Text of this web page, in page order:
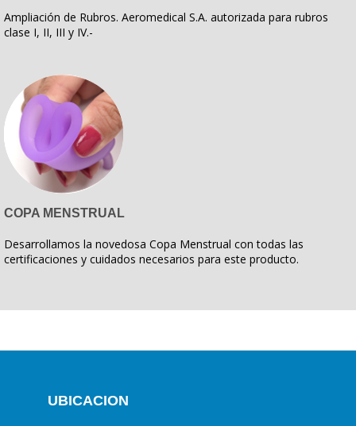
Ampliación de Rubros. Aeromedical S.A. autorizada para rubros
clase I, II, III y IV.-
COPA MENSTRUAL
Desarrollamos la novedosa Copa Menstrual con todas las
certificaciones y cuidados necesarios para este producto.
UBICACION